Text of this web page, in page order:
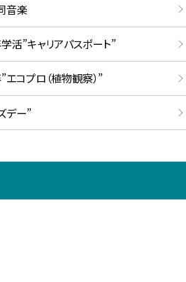
音楽
活”キャリアパスポート”
コプロ（植物観察）”
デー”